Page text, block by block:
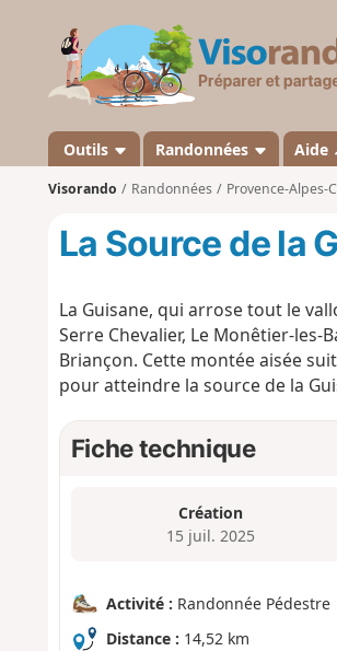
Outils Randonnées Aide
Visorando Randonnées Provence-Alpes-
La Source de la
La Guisane, qui arrose tout le
Serre Chevalier, Le Monêtier-les-
Briançon. Cette montée aisée
pour atteindre la source de la
Fiche technique
Création
15 juil. 2025
Activité : Randonnée Pédestre
Distance : 14,52 km